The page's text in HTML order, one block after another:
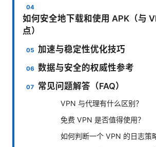
如何安全地下载和使用 APK（与
点）
加速与稳定性优化技巧
数据与安全的权威性参考
常见问题解答（FAQ）
VPN 与代理有什么区别？
免费 VPN 是否值得使用？
如何判断一个 VPN 的日志策